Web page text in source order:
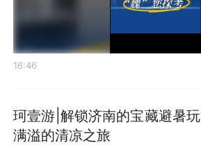
16:46
珂壹游|解锁济南的宝藏避暑
满溢的清凉之旅